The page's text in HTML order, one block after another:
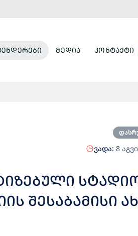
ᲛᲔᲓᲘᲐ ᲙᲝᲜᲢᲐᲥᲢᲘ
ვადა: 8
ᲨᲔᲡᲐᲑᲐᲛᲘᲡᲘ